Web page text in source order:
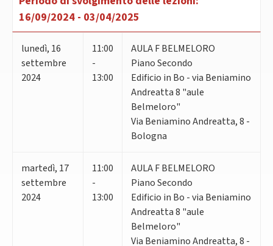
16/09/2024 - 03/04/2025
lunedì, 16
settembre
2024
11:00
-
13:00
AULA F BELMELORO
Piano Secondo
Edificio in Bo - via Beniamino
Andreatta 8 "aule
Belmeloro"
Via Beniamino Andreatta, 8 -
Bologna
martedì, 17
settembre
2024
11:00
-
13:00
AULA F BELMELORO
Piano Secondo
Edificio in Bo - via Beniamino
Andreatta 8 "aule
Belmeloro"
Via Beniamino Andreatta, 8 -